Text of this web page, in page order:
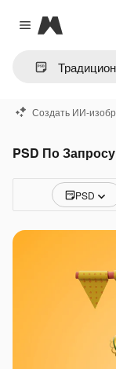
Close menu
Magnific
Создать ИИ-
PSD По
PSD